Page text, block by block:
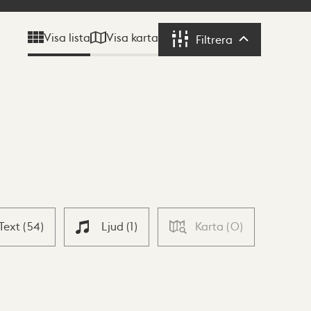
Visa lista Visa karta Filtrera Filtrera
(54) Ljud (1) Karta (0)